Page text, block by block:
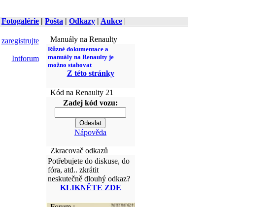
Fotogalérie | Pošta | Odkazy | Aukce |
zaregistrujte
Intforum
Manuály na Renaulty
Různé dokumentace a
manuály na Renaulty je
možno stahovat
Z této stránky
Kód na Renaulty 21
Zadej kód vozu:
Nápověda
Zkracovač odkazů
Potřebujete do diskuse, do
fóra, atd.. zkrátit
neskutečně dlouhý odkaz?
KLIKNĚTE ZDE